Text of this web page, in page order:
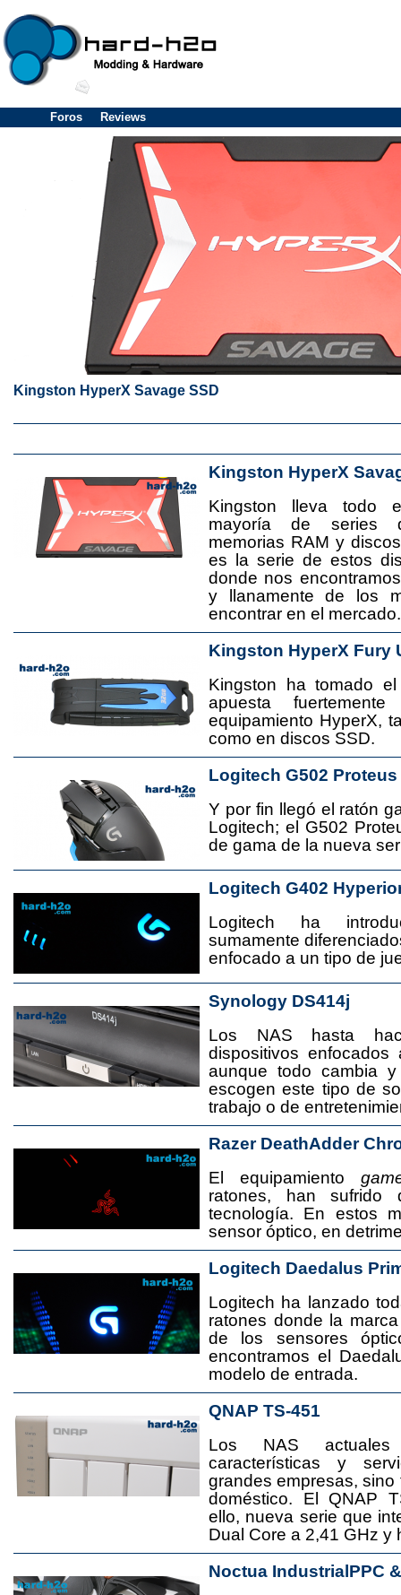
Foros Reviews
Kingston HyperX Savage SSD
Kingston HyperX
Kingston lleva todo
mayoría de series
memorias RAM y
es la serie de estos
donde nos
y llanamente de los
encontrar en el mercado.
Kingston HyperX Fury
Kingston ha tomado
apuesta
equipamiento HyperX,
como en discos SSD.
Logitech G502 Proteus
Y por fin llegó el ratón
Logitech; el G502
de gama de la nueva
Logitech G402
Logitech ha
sumamente
enfocado a un tipo de
Synology DS414j
Los NAS hasta
dispositivos
aunque todo cambia
escogen este tipo de
trabajo o de
Razer DeathAdder
El equipamiento
ratones, han sufrido
tecnología. En estos
sensor óptico, en
Logitech Daedalus
Logitech ha lanzado
ratones donde la
de los sensores
encontramos el
modelo de entrada.
QNAP TS-451
Los NAS
características y
grandes empresas,
doméstico. El QNAP
ello, nueva serie que
Dual Core a 2,41 GHz y
Noctua IndustrialPPC